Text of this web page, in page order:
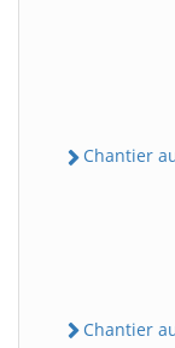
Chantier
Chantier